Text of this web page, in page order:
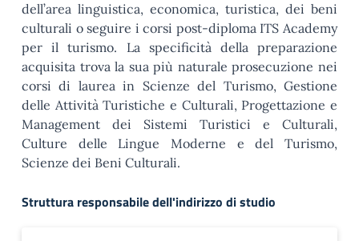
dell’area linguistica, economica, turistica, dei beni
culturali o seguire i corsi post-diploma ITS Academy
per il turismo. La specificità della preparazione
acquisita trova la sua più naturale prosecuzione nei
corsi di laurea in Scienze del Turismo, Gestione
delle Attività Turistiche e Culturali, Progettazione e
Management dei Sistemi Turistici e Culturali,
Culture delle Lingue Moderne e del Turismo,
Scienze dei Beni Culturali.
Struttura responsabile dell'indirizzo di studio